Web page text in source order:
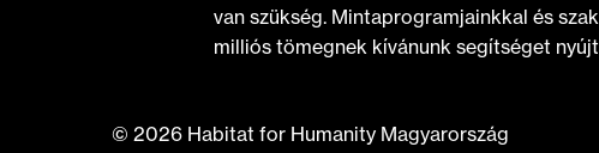
van szükség. Mintaprogramjainkkal és
milliós tömegnek kívánunk segítséget
© 2026 Habitat for Humanity Magyarország